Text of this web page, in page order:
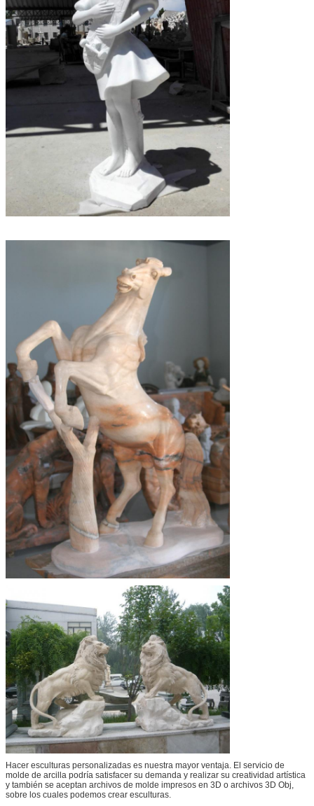
Hacer esculturas personalizadas es nuestra mayor ventaja. El servicio de
molde de arcilla podría satisfacer su demanda y realizar su creatividad artística
y también se aceptan archivos de molde impresos en 3D o archivos 3D Obj,
sobre los cuales podemos crear esculturas.